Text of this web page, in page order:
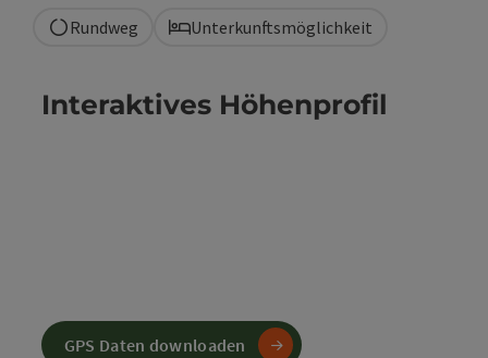
Rundweg Unterkunftsmöglichkeit
Interaktives Höhenprofil
GPS Daten downloaden